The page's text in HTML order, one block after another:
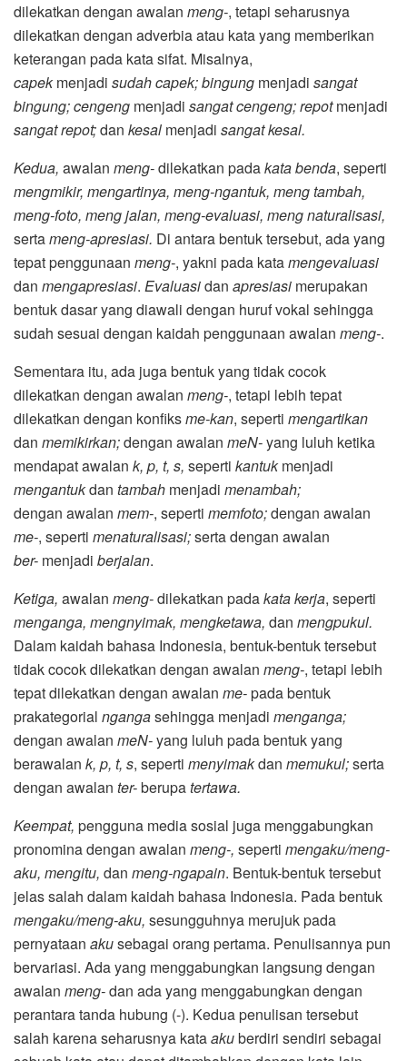
dilekatkan dengan awalan meng-, tetapi seharusnya
dilekatkan dengan adverbia atau kata yang memberikan
keterangan pada kata sifat. Misalnya,
capekmenjadi sudah capek; bingung menjadi sangat
bingung; cengeng menjadi sangat cengeng; repotmenjadi
sangat repot;dan kesal menjadi sangat kesal.
Kedua, awalan meng-dilekatkan padakata benda, seperti
mengmikir, mengartinya, meng-ngantuk, meng tambah,
meng-foto, meng jalan, meng-evaluasi, meng naturalisasi,
sertameng-apresiasi. Di antara bentuk tersebut, ada yang
tepat penggunaan meng-, yakni pada katamengevaluasi
dan mengapresiasi. Evaluasidan apresiasi merupakan
bentuk dasar yang diawali dengan huruf vokal sehingga
sudah sesuai dengan kaidah penggunaan awalan meng-.
Sementara itu, ada juga bentuk yang tidak cocok
dilekatkan dengan awalan meng-, tetapi lebih tepat
dilekatkan dengan konfiksme-kan, seperti mengartikan
dan memikirkan;dengan awalan meN-yang luluh ketika
mendapat awalan k, p, t, s, seperti kantukmenjadi
mengantukdan tambah menjadi menambah;
dengan awalan mem-, seperti memfoto;dengan awalan
me-, seperti menaturalisasi;serta dengan awalan
ber- menjadi berjalan.
Ketiga, awalan meng-dilekatkan padakata kerja, seperti
menganga, mengnyimak, mengketawa, dan mengpukul.
Dalam kaidah bahasa Indonesia, bentuk-bentuk tersebut
tidak cocok dilekatkan dengan awalan meng-, tetapi lebih
tepat dilekatkan dengan awalan me-pada bentuk
prakategorial ngangasehingga menjadi menganga;
dengan awalan meN-yang luluh pada bentuk yang
berawalan k, p, t, s, seperti menyimakdan memukul;serta
dengan awalan ter-berupatertawa.
Keempat, pengguna media sosial juga menggabungkan
pronomina dengan awalan meng-, seperti mengaku/meng-
aku, mengitu, dan meng-ngapain. Bentuk-bentuk tersebut
jelas salah dalam kaidah bahasa Indonesia. Pada bentuk
mengaku/meng-aku, sesungguhnya merujuk pada
pernyataan akusebagai orang pertama. Penulisannya pun
bervariasi. Ada yang menggabungkan langsung dengan
awalan meng-dan ada yang menggabungkan dengan
perantara tanda hubung (-). Kedua penulisan tersebut
salah karena seharusnya kataakuberdiri sendiri sebagai